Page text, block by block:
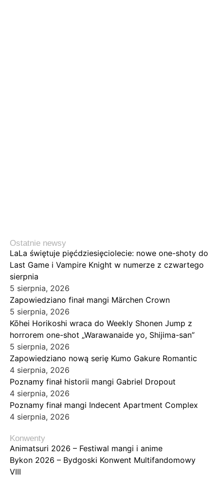
Ostatnie newsy
LaLa świętuje pięćdziesięciolecie: nowe one-shoty do
Last Game i Vampire Knight w numerze z czwartego
sierpnia
5 sierpnia, 2026
Zapowiedziano finał mangi Märchen Crown
5 sierpnia, 2026
Kōhei Horikoshi wraca do Weekly Shonen Jump z
horrorem one-shot „Warawanaide yo, Shijima-san”
5 sierpnia, 2026
Zapowiedziano nową serię Kumo Gakure Romantic
4 sierpnia, 2026
Poznamy finał historii mangi Gabriel Dropout
4 sierpnia, 2026
Poznamy finał mangi Indecent Apartment Complex
4 sierpnia, 2026
Konwenty
Animatsuri 2026 – Festiwal mangi i anime
Bykon 2026 – Bydgoski Konwent Multifandomowy
VIII